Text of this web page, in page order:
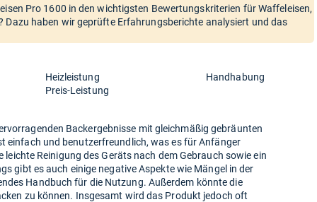
Pro 1600 in den wichtigsten Bewertungskriterien für Waffeleisen,
Dazu haben wir geprüfte Erfahrungsberichte analysiert und das
Heizleistung
Handhabung
Preis-Leistung
Backergebnisse mit gleichmäßig gebräunten
einfach und benutzerfreundlich, was es für Anfänger
Reinigung des Geräts nach dem Gebrauch sowie ein
gibt es auch einige negative Aspekte wie Mängel in der
Handbuch für die Nutzung. Außerdem könnte die
zu können. Insgesamt wird das Produkt jedoch oft